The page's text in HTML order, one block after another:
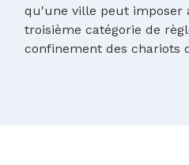
qu'une ville peut imposer
troisième catégorie de
confinement des chariots